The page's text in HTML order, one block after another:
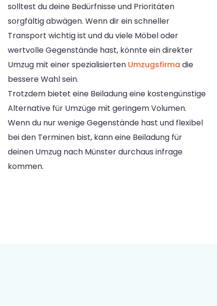
solltest du deine Bedürfnisse und Prioritäten
sorgfältig abwägen. Wenn dir ein schneller
Transport wichtig ist und du viele Möbel oder
wertvolle Gegenstände hast, könnte ein direkter
Umzug mit einer spezialisierten Umzugsfirma die
bessere Wahl sein.
Trotzdem bietet eine Beiladung eine kostengünstige
Alternative für Umzüge mit geringem Volumen.
Wenn du nur wenige Gegenstände hast und flexibel
bei den Terminen bist, kann eine Beiladung für
deinen Umzug nach Münster durchaus infrage
kommen.